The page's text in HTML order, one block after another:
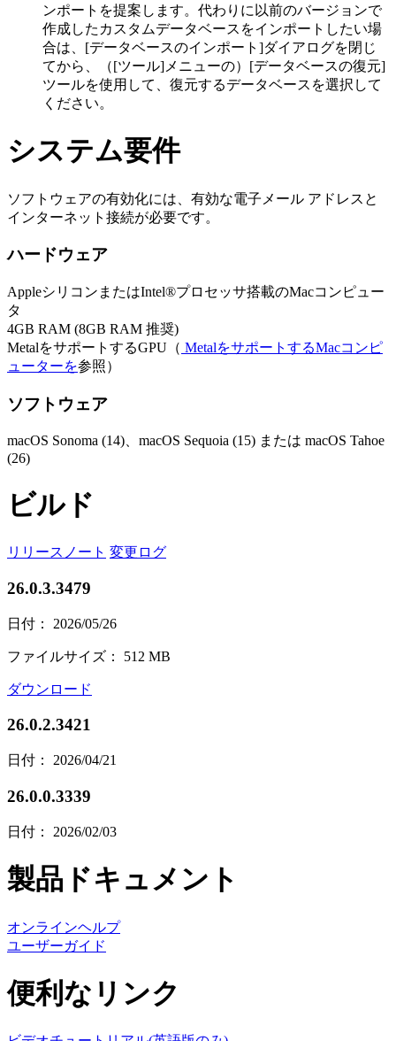
ンポートを提案します。代わりに以前のバージョンで
作成したカスタムデータベースをインポートしたい場
合は、[データベースのインポート]ダイアログを閉じ
てから、（[ツール]メニューの）[データベースの復元]
ツールを使用して、復元するデータベースを選択して
ください。
システム要件
ソフトウェアの有効化には、有効な電子メール アドレスと
インターネット接続が必要です。
ハードウェア
AppleシリコンまたはIntel®プロセッサ搭載のMacコンピュー
タ
4GB RAM (8GB RAM 推奨)
MetalをサポートするGPU（ MetalをサポートするMacコンピ
ューターを参照）
ソフトウェア
macOS Sonoma (14)、macOS Sequoia (15) または macOS Tahoe
(26)
ビルド
リリースノート 変更ログ
26.0.3.3479
日付： 2026/05/26
ファイルサイズ： 512 MB
ダウンロード
26.0.2.3421
日付： 2026/04/21
26.0.0.3339
日付： 2026/02/03
製品ドキュメント
オンラインヘルプ
ユーザーガイド
便利なリンク